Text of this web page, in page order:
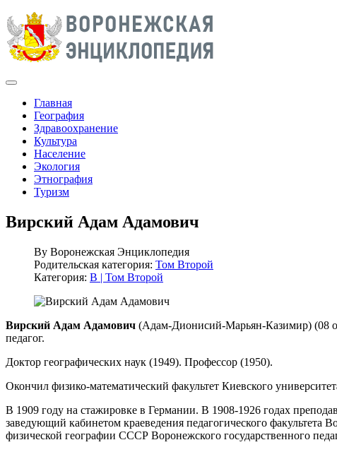
Главная
География
Здравоохранение
Культура
Население
Экология
Этнография
Туризм
Вирский Адам Адамович
By Воронежская Энциклопедия
Родительская категория: Том Второй
Категория: В | Том Второй
Вирский Адам Адамович (Адам-Дионисий-Марьян-Казимир) (08
педагог.
Доктор географических наук (1949). Профессор (1950).
Окончил физико-математический факультет Киевского
В 1909 году на стажировке в Германии. В 1908-1926 годах
заведующий кабинетом краеведения педагогического факультета
физической географии СССР Воронежского государственного